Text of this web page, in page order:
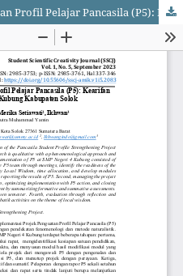
Implementasi Projek Penguatan Profil Pelajar Pancasila (P5): Kearifan Lokal Di SMP Negeri 4 Kubung Kabupaten Solok